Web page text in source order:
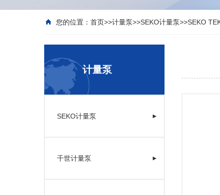
您的位置： 首页>>计量泵>>SEKO计量泵>>SEKO
计量泵
SEKO计量泵 ▶
千世计量泵 ▶